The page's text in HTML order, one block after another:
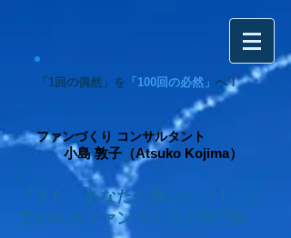
「1回の偶然」を 「100回の必然」 へ！
ファンづくり コンサルタント
小島 敦子（Atsuko Kojima）
「また、あなたに逢いたい！」と
言われるファンづくりの専門家